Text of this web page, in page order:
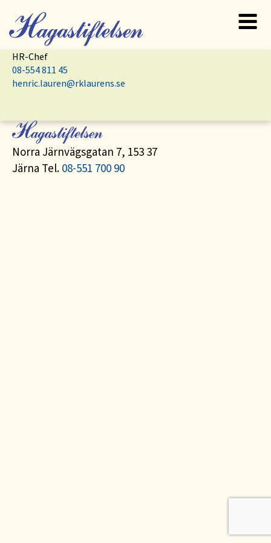
HR-Chef
08-554 811 45
henric.lauren@rklaurens.se
Norra Järnvägsgatan 7, 153 37
Järna Tel. 08-551 700 90